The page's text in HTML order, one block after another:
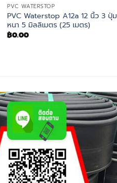
PVC WATERSTOP
PVC Waterstop A12a 12 นิ้ว 3 ปุ่ม
หนา 5 มิลลิเมตร (25 เมตร)
฿0.00